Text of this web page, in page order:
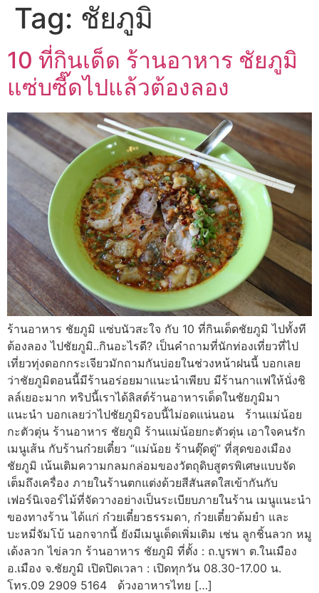
Tag: ชัยภูมิ
10 ที่กินเด็ด ร้านอาหาร ชัยภูมิ
แซ่บซี๊ดไปแล้วต้องลอง
ร้านอาหาร ชัยภูมิ แซ่บนัวสะใจ กับ 10 ที่กินเด็ดชัยภูมิ ไปทั้งที
ต้องลอง ไปชัยภูมิ..กินอะไรดี? เป็นคำถามที่นักท่องเที่ยวที่ไป
เที่ยวทุ่งดอกกระเจียวมักถามกันบ่อยในช่วงหน้าฝนนี้ บอกเลย
ว่าชัยภูมิตอนนี้มีร้านอร่อยมาแนะนำเพียบ มีร้านกาแฟให้นั่งชิ
ลล์เยอะมาก ทริปนี้เราได้ลิสต์ร้านอาหารเด็ดในชัยภูมิมา
แนะนำ บอกเลยว่าไปชัยภูมิรอบนี้ไม่อดแน่นอน ร้านแม่น้อย
กะตัวตุ่น ร้านอาหาร ชัยภูมิ ร้านแม่น้อยกะตัวตุ่น เอาใจคนรัก
เมนูเส้น กับร้านก๋วยเตี๋ยว “แม่น้อย ร้านตุ๊ดตู่” ที่สุดของเมือง
ชัยภูมิ เน้นเติมความกลมกล่อมของวัตถุดิบสูตรพิเศษแบบจัด
เต็มถึงเครื่อง ภายในร้านตกแต่งด้วยสีสันสดใสเข้ากันกับ
เฟอร์นิเจอร์ไม้ที่จัดวางอย่างเป็นระเบียบภายในร้าน เมนูแนะนำ
ของทางร้าน ได้แก่ ก๋วยเตี๋ยวธรรมดา, ก๋วยเตี๋ยวต้มยำ และ
บะหมี่จัมโบ้ นอกจากนี้ ยังมีเมนูเด็ดเพิ่มเติม เช่น ลูกชิ้นลวก หมู
เด้งลวก ไข่ลวก ร้านอาหาร ชัยภูมิ ที่ตั้ง : ถ.บูรพา ต.ในเมือง
อ.เมือง จ.ชัยภูมิ เปิดปิดเวลา : เปิดทุกวัน 08.30-17.00 น.
โทร.09 2909 5164 ด้วงอาหารไทย […]